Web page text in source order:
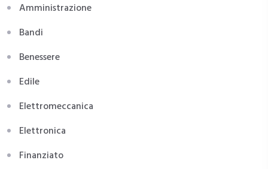
Amministrazione
Bandi
Benessere
Edile
Elettromeccanica
Elettronica
Finanziato